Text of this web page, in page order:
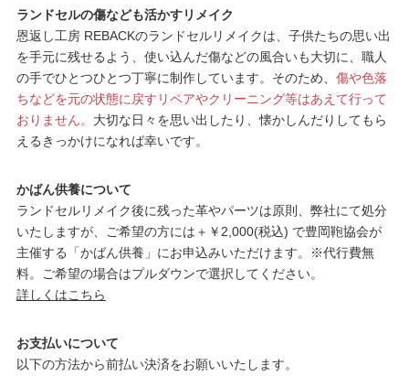
ランドセルの傷なども活かすリメイク
恩返し工房 REBACKのランドセルリメイクは、子供たちの思い出
を手元に残せるよう、使い込んだ傷などの風合いも大切に、職人
の手でひとつひとつ丁寧に制作しています。そのため、 傷や色落
ちなどを元の状態に戻すリペアやクリーニング等はあえて行って
おりません。 大切な日々を思い出したり、懐かしんだりしてもら
えるきっかけになれば幸いです。
かばん供養について
ランドセルリメイク後に残った革やパーツは原則、弊社にて処分
いたしますが、ご希望の方には＋￥2,000(税込) で豊岡鞄協会が
主催する「かばん供養」にお申込みいただけます。※代行費無
料。ご希望の場合はプルダウンで選択してください。
詳しくはこちら
お支払いについて
以下の方法から前払い決済をお願いいたします。